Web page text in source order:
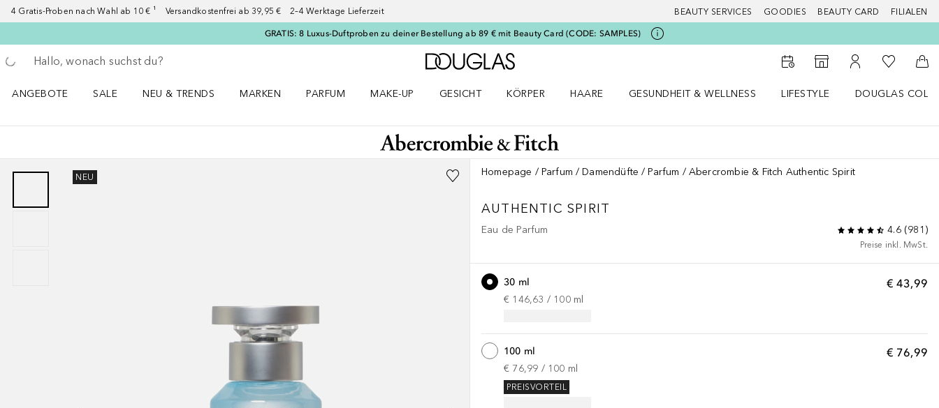
4 Gratis-Proben nach Wahl ab 10 € ¹ Versandkostenfrei ab 39,95 € 2–4 Werktage Lieferzeit BEAUTY SERVICES GOODIES BEAUTY CARD FILIALEN
GRATIS: 8 Luxus-Duftproben zu deiner Bestellung ab 89 € mit Beauty Card (CODE: SAMPLES)
Gehe zurück
Suche ausführen
Zur Douglas Startseite
Zum Storefinder
Zu Meinem
Zu Meiner
ANGEBOTE
SALE
NEU & TRENDS
MARKEN
PARFUM
MAKE-UP
GESICHT
KÖRPER
HAARE
GESUNDHEIT & WELLNESS
LIFESTYLE
DOUGLAS
NEU Homepage Parfum Damendüfte Parfum Abercrombie & Fitch Authentic Spirit
AUTHENTIC SPIRIT
Eau de Parfum 4.6(981 )
Preise inkl. MwSt.
€ 43,99
30 ml
€ 146,63 / 100 ml
€ 76,99
100 ml
€ 76,99 / 100 ml
PREISVORTEIL